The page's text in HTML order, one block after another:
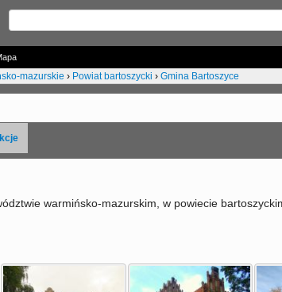
mazurskie › Powiat bartoszycki › Gmina Bartoszyce
warmińsko-mazurskim, w powiecie